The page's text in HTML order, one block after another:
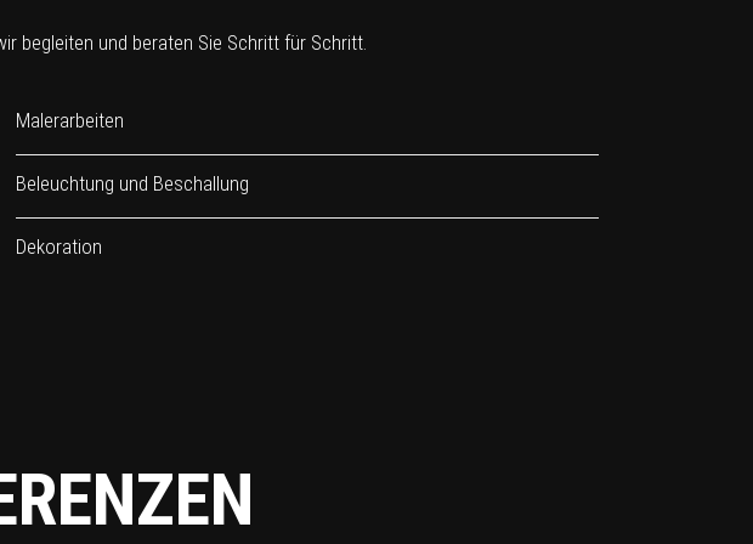
begleiten und beraten Sie Schritt für Schritt.
Malerarbeiten
Beleuchtung und Beschallung
Dekoration